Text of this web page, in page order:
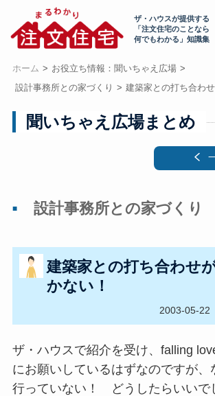
ザ・ハウスが提供する
「注文住宅のことなら
何でもわかる」知識集
ホーム
お役立ち情報：聞いちゃえ広場
設計事務所との家づくり
建築家との打ち合わ
聞いちゃえ広場まとめ
設計事務所との家づくり
建築家との打ち合わせ
かない！
2003-05-22
ザ・ハウスで紹介を受け、falling
にお願いしているはずなのですが、
行っていない！ どうしたらいいで